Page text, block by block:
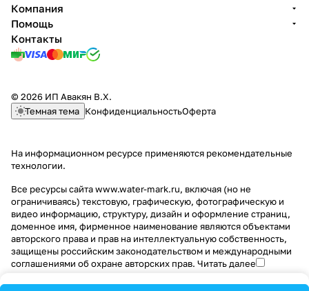
Компания
Помощь
Контакты
© 2026 ИП Авакян В.Х.
Темная тема КонфиденциальностьОферта
На информационном ресурсе применяются рекомендательные
технологии.
Все ресурсы сайта www.water-mark.ru, включая (но не
ограничиваясь) текстовую, графическую, фотографическую и
видео информацию, структуру, дизайн и оформление страниц,
доменное имя, фирменное наименование являются объектами
авторского права и прав на интеллектуальную собственность,
защищены российским законодательством и международными
соглашениями об охране авторских прав. Читать далее